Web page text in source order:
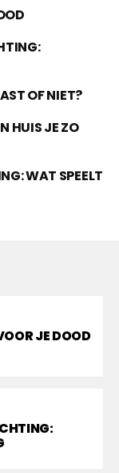
OF NIET?
HUIS JE ZO
WAT SPEELT
JE DOOD